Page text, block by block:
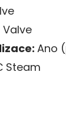
Valve
Ano
Steam